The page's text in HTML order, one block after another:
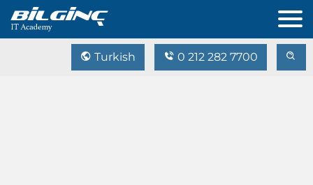
Turkish 0 212 282 7700